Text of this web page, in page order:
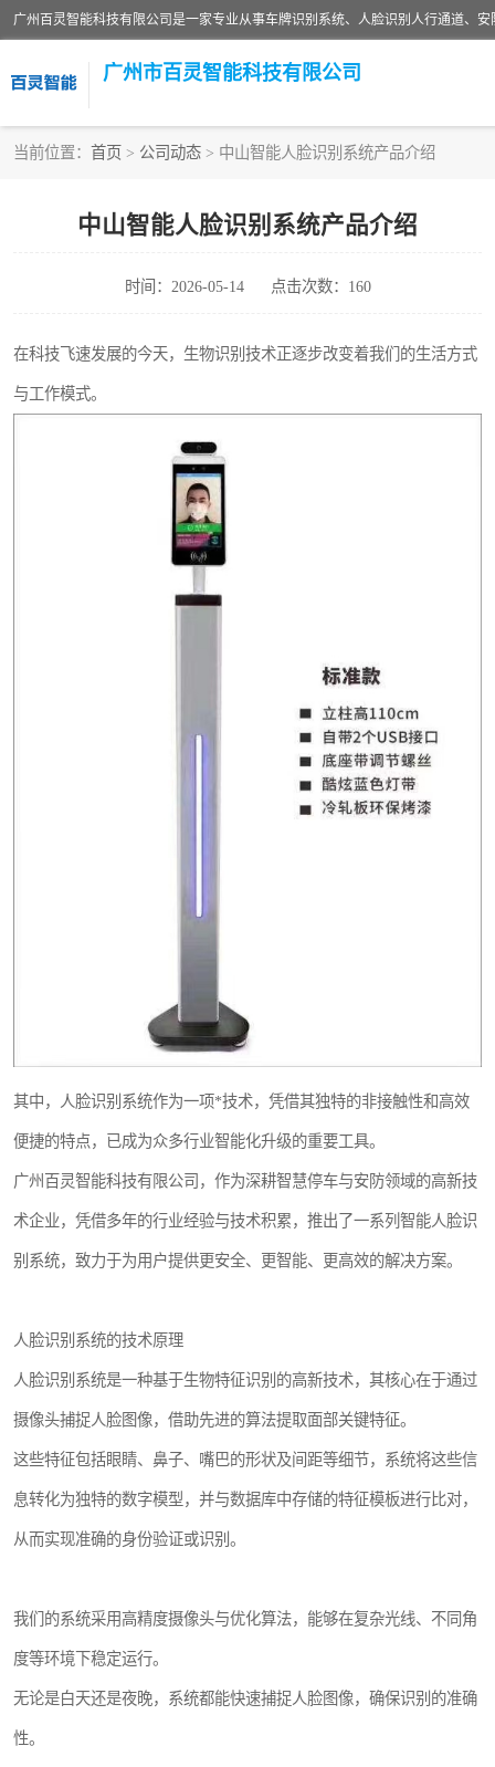
广州市百灵智能科技有限公司
当前位置： 首页 > 公司动态 > 中山智能人脸识别系统产品介绍
中山智能人脸识别系统产品介绍
时间：2026-05-14 点击次数：160
在科技飞速发展的今天，生物识别技术正逐步改变着我们的生活方式
与工作模式。
其中，人脸识别系统作为一项*技术，凭借其独特的非接触性和高效
便捷的特点，已成为众多行业智能化升级的重要工具。
广州百灵智能科技有限公司，作为深耕智慧停车与安防领域的高新技
术企业，凭借多年的行业经验与技术积累，推出了一系列智能人脸识
别系统，致力于为用户提供更安全、更智能、更高效的解决方案。
人脸识别系统的技术原理
人脸识别系统是一种基于生物特征识别的高新技术，其核心在于通过
摄像头捕捉人脸图像，借助先进的算法提取面部关键特征。
这些特征包括眼睛、鼻子、嘴巴的形状及间距等细节，系统将这些信
息转化为独特的数字模型，并与数据库中存储的特征模板进行比对，
从而实现准确的身份验证或识别。
我们的系统采用高精度摄像头与优化算法，能够在复杂光线、不同角
度等环境下稳定运行。
无论是白天还是夜晚，系统都能快速捕捉人脸图像，确保识别的准确
性。